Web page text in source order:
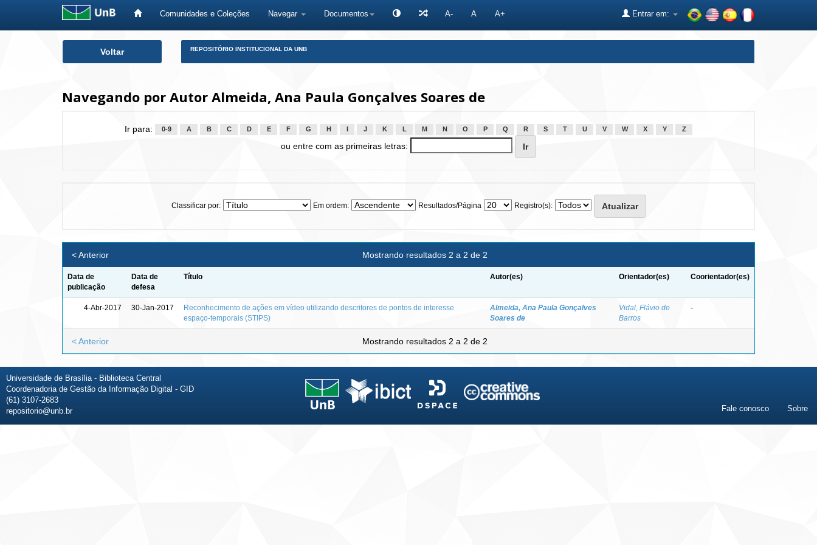
Comunidades e Coleções Navegar Documentos A- A A+ Entrar em:
Voltar REPOSITÓRIO INSTITUCIONAL DA UNB
Navegando por Autor Almeida, Ana Paula Gonçalves Soares de
Ir para: 0-9 A B C D E F G H J K L M N O P Q R S T U V W X Y Z
ou entre com as primeiras letras:
Classificar por: Em ordem: Resultados/Página Registro(s):
Mostrando resultados 2 a 2 de 2
< Anterior
Data de
publicação
Data de
defesa
Título Autor(es) Orientador(es) Coorientador(es)
4-Abr-2017 30-Jan-2017
Reconhecimento de ações em vídeo utilizando descritores de pontos de interesse
espaço-temporais (STIPS)
Almeida, Ana Paula Gonçalves
Soares de
Vidal, Flávio de
Barros
-
Mostrando resultados 2 a 2 de 2
< Anterior
Universidade de Brasília - Biblioteca Central
Coordenadoria de Gestão da Informação Digital - GID
(61) 3107-2683
repositorio@unb.br
Fale conosco Sobre